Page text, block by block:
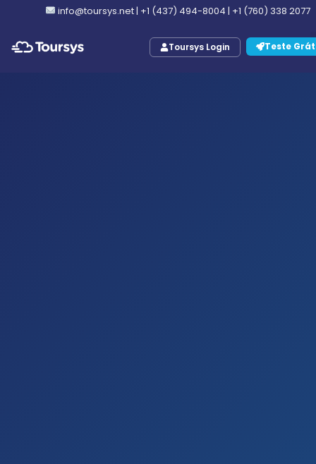
info@toursys.net| +1 (437) 494-8004 | +1 (760) 338 2077
Toursys Login Teste